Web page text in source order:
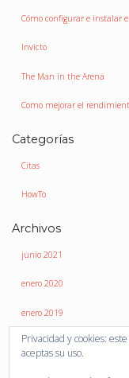
Cómo configurar e instalar
Invicto
The Man in the Arena
Como mejorar el
Categorías
Citas
HowTo
Archivos
junio 2021
enero 2020
enero 2019
mayo 2018
Privacidad y cookies:
aceptas su uso.